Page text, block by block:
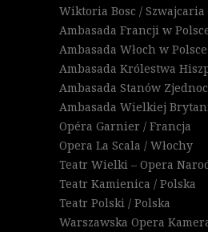
Wiktoria Bosc / Szwajcaria
Ambasada Francji w
Ambasada Włoch w Polsce
Ambasada Królestwa
Ambasada Stanów
Ambasada Wielkiej
Opéra Garnier / Francja
Opera La Scala / Włochy
Teatr Wielki – Opera
Teatr Kamienica / Polska
Teatr Polski / Polska
Warszawska Opera